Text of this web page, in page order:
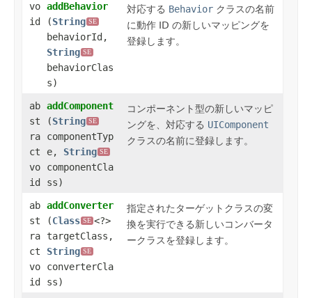
vo
id
addBehavior
(String SE
behaviorId,
String SE
behaviorClas
s)
対応する Behavior クラスの名前
に動作 ID の新しいマッピングを
登録します。
ab
st
ra
ct
vo
id
addComponent
(String SE
componentTyp
e, String SE
componentCla
ss)
コンポーネント型の新しいマッピ
ングを、対応する UIComponent
クラスの名前に登録します。
ab
st
ra
ct
vo
id
addConverter
(Class SE <?>
targetClass,
String SE
converterCla
ss)
指定されたターゲットクラスの変
換を実行できる新しいコンバータ
ークラスを登録します。